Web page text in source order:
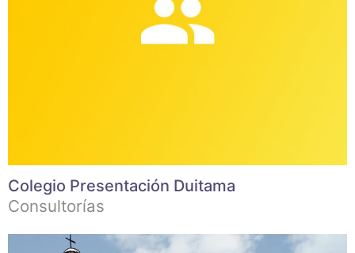
Colegio Presentación Duitama
Consultorías